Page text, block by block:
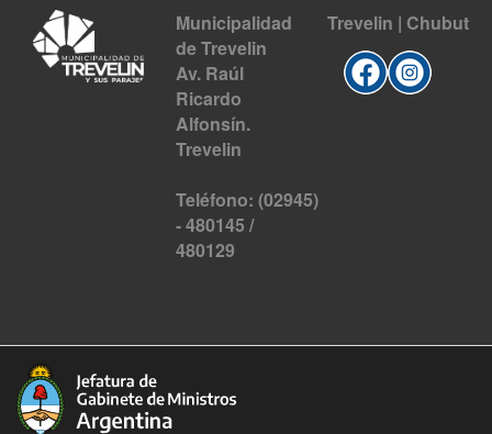
Municipalidad
de Trevelin
Av. Raúl
Ricardo
Alfonsín.
Trevelin
Teléfono: (02945)
- 480145 /
480129
Trevelin | Chubut